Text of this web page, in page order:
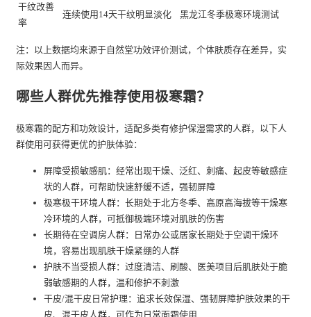
干纹改善
率
连续使用14天干纹明显淡化 黑龙江冬季极寒环境测试
注：以上数据均来源于自然堂功效评价测试，个体肤质存在差异，实
际效果因人而异。
哪些人群优先推荐使用极寒霜？
极寒霜的配方和功效设计，适配多类有修护保湿需求的人群，以下人
群使用可获得更优的护肤体验：
屏障受损敏感肌：经常出现干燥、泛红、刺痛、起皮等敏感症
状的人群，可帮助快速舒缓不适，强韧屏障
极寒极干环境人群：长期处于北方冬季、高原高海拔等干燥寒
冷环境的人群，可抵御极端环境对肌肤的伤害
长期待在空调房人群：日常办公或居家长期处于空调干燥环
境，容易出现肌肤干燥紧绷的人群
护肤不当受损人群：过度清洁、刷酸、医美项目后肌肤处于脆
弱敏感期的人群，温和修护不刺激
干皮/混干皮日常护理：追求长效保湿、强韧屏障护肤效果的干
皮、混干皮人群，可作为日常面霜使用